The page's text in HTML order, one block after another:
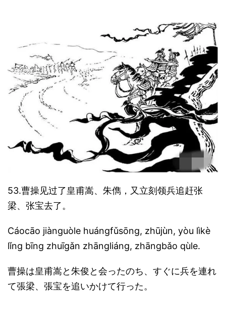
53.曹操见过了皇甫嵩、朱儁，又立刻领兵追赶张
梁、张宝去了。
Cáocāo jiànguòle huángfǔsōng, zhūjùn, yòu lìkè
lǐng bīng zhuīgǎn zhāngliáng, zhāngbǎo qùle.
曹操は皇甫嵩と朱俊と会ったのち、すぐに兵を連れ
て張梁、張宝を追いかけて行った。